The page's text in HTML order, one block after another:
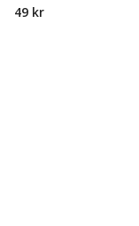
49 kr